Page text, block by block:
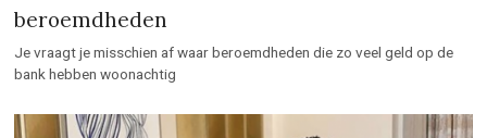
beroemdheden
Je vraagt je misschien af waar beroemdheden die zo veel geld op de
bank hebben woonachtig